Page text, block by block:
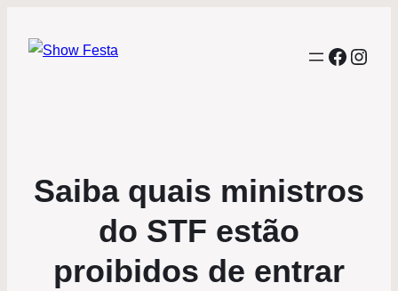
Saiba quais ministros
do STF estão
proibidos de entrar